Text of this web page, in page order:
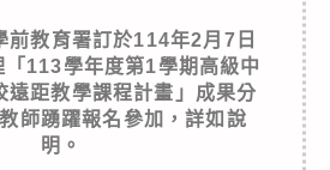
前教育署訂於114年2月7日
「113學年度第1學期高級中
遠距教學課程計畫」成果分
師踴躍報名參加，詳如說
明。